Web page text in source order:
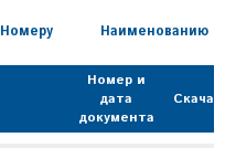
Номеру Наименованию
Номер и
дата
документа